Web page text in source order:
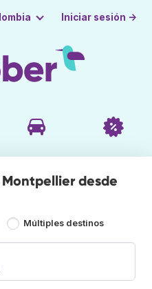
Iniciar sesión →
desde
Múltiples destinos